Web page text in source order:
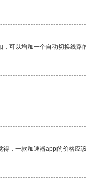
可以增加一个自动切换线
，一款加速器app的价格应